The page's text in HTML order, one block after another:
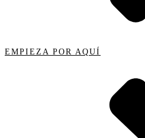
EMPIEZA POR AQUÍ